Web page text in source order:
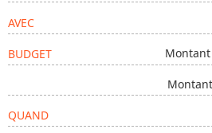
AVEC
BUDGET Montant
QUAND